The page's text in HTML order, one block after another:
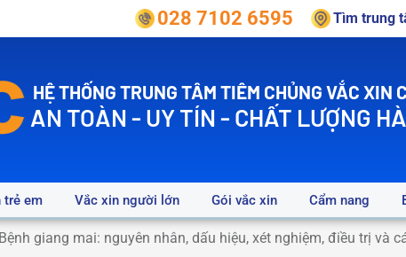
028 7102 6595 Tìm trung
HỆ THỐNG TRUNG TÂM TIÊM CHỦNG VẮC XIN
AN TOÀN - UY TÍN - CHẤT LƯỢNG
trẻ em Vắc xin người lớn Gói vắc xin Cẩm nang
Bệnh giang mai: nguyên nhân, dấu hiệu, xét nghiệm, điều trị và